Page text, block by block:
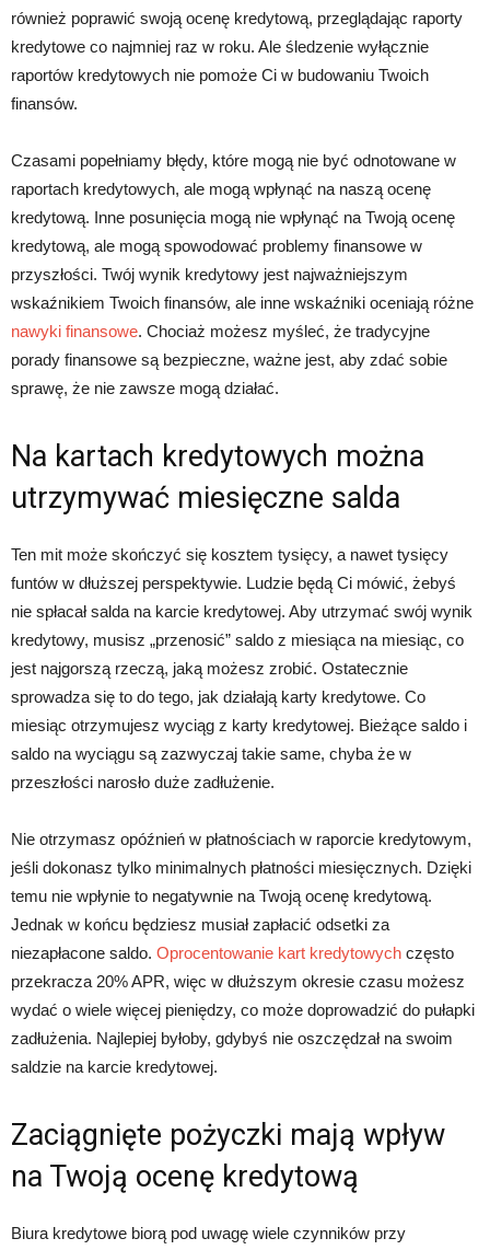
również poprawić swoją ocenę kredytową, przeglądając raporty
kredytowe co najmniej raz w roku. Ale śledzenie wyłącznie
raportów kredytowych nie pomoże Ci w budowaniu Twoich
finansów.
Czasami popełniamy błędy, które mogą nie być odnotowane w
raportach kredytowych, ale mogą wpłynąć na naszą ocenę
kredytową. Inne posunięcia mogą nie wpłynąć na Twoją ocenę
kredytową, ale mogą spowodować problemy finansowe w
przyszłości. Twój wynik kredytowy jest najważniejszym
wskaźnikiem Twoich finansów, ale inne wskaźniki oceniają różne
nawyki finansowe. Chociaż możesz myśleć, że tradycyjne
porady finansowe są bezpieczne, ważne jest, aby zdać sobie
sprawę, że nie zawsze mogą działać.
Na kartach kredytowych można
utrzymywać miesięczne salda
Ten mit może skończyć się kosztem tysięcy, a nawet tysięcy
funtów w dłuższej perspektywie. Ludzie będą Ci mówić, żebyś
nie spłacał salda na karcie kredytowej. Aby utrzymać swój wynik
kredytowy, musisz „przenosić” saldo z miesiąca na miesiąc, co
jest najgorszą rzeczą, jaką możesz zrobić. Ostatecznie
sprowadza się to do tego, jak działają karty kredytowe. Co
miesiąc otrzymujesz wyciąg z karty kredytowej. Bieżące saldo i
saldo na wyciągu są zazwyczaj takie same, chyba że w
przeszłości narosło duże zadłużenie.
Nie otrzymasz opóźnień w płatnościach w raporcie kredytowym,
jeśli dokonasz tylko minimalnych płatności miesięcznych. Dzięki
temu nie wpłynie to negatywnie na Twoją ocenę kredytową.
Jednak w końcu będziesz musiał zapłacić odsetki za
niezapłacone saldo. Oprocentowanie kart kredytowych często
przekracza 20% APR, więc w dłuższym okresie czasu możesz
wydać o wiele więcej pieniędzy, co może doprowadzić do pułapki
zadłużenia. Najlepiej byłoby, gdybyś nie oszczędzał na swoim
saldzie na karcie kredytowej.
Zaciągnięte pożyczki mają wpływ
na Twoją ocenę kredytową
Biura kredytowe biorą pod uwagę wiele czynników przy